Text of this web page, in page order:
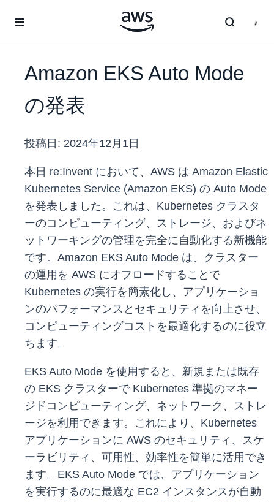
Amazon EKS Auto Mode
の発表
投稿日: 2024年12月1日
本日 re:Invent において、AWS は Amazon Elastic
Kubernetes Service (Amazon EKS) の Auto Mode
を発表しました。これは、Kubernetes クラスタ
ーのコンピューティング、ストレージ、およびネ
ットワーキングの管理を完全に自動化する新機能
です。Amazon EKS Auto Mode は、クラスター
の運用を AWS にオフロードすることで
Kubernetes の実行を簡素化し、アプリケーショ
ンのパフォーマンスとセキュリティを向上させ、
コンピューティングコストを最適化するのに役立
ちます。
EKS Auto Mode を使用すると、新規または既存
の EKS クラスターで Kubernetes 準拠のマネー
ジドコンピューティング、ネットワーク、ストレ
ージを利用できます。これにより、Kubernetes
アプリケーションに AWS のセキュリティ、スケ
ーラビリティ、可用性、効率性を簡単に活用でき
ます。EKS Auto Mode では、アプリケーション
を実行するのに最適な EC2 インスタンスが自動